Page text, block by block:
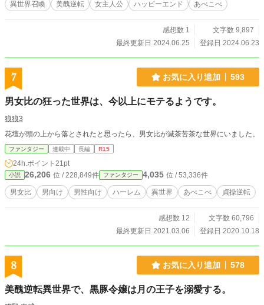
異世界召喚 美醜逆転 女主人公 ハッピーエンド あべこべ
感想数 1
文字数 9,897
最終更新日 2024.06.25
登録日 2024.06.23
7 お気に入り追加 593
男女比の狂った世界は、今以上にモテるようです。
狼狼3
花壇が頭の上から落とされたと思ったら、男女比が滅茶苦茶な世界にいました。
ファンタジー 連載中 長編 R15
24h.ポイント 21pt
小説 26,206 位 / 228,849件 ファンタジー 4,035 位 / 53,336件
男女比 男向け 男性向け ハーレム 異世界 あべこべ 貞操逆転
感想数 12
文字数 60,796
最終更新日 2021.03.06
登録日 2020.10.18
8 お気に入り追加 578
美醜逆転異世界で、黒豚令嬢は月の王子を溺愛する。